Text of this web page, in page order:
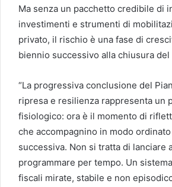
Ma senza un pacchetto credibile di
investimenti e strumenti di
privato, il rischio è una fase di
biennio successivo alla chiusura del
“La progressiva conclusione del
ripresa e resilienza rappresenta un
fisiologico: ora è il momento di
che accompagnino in modo
successiva. Non si tratta di lanciare
programmare per tempo. Un
fiscali mirate, stabile e non